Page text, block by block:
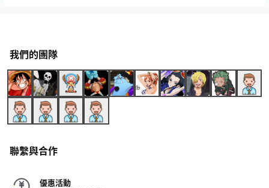
我們的團隊
聯繫與合作
優惠活動